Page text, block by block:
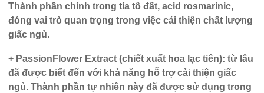
Thành phần chính trong tía tô đất, acid rosmarinic,
đóng vai trò quan trọng trong việc cải thiện chất lượng
giấc ngủ.
+ PassionFlower Extract (chiết xuất hoa lạc tiên): từ lâu
đã được biết đến với khả năng hỗ trợ cải thiện giấc
ngủ. Thành phần tự nhiên này đã được sử dụng trong